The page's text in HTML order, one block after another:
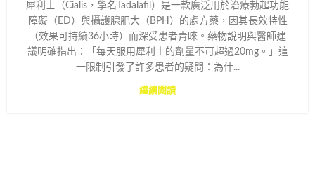
犀利士（Cialis，學名Tadalafil）是一款廣泛用於治療勃起功能
障礙（ED）與攝護腺肥大（BPH）的處方藥，因其長效特性
（效果可持續36小時）而深受患者青睞。藥物說明與醫師建
議明確指出：「每天服用犀利士的劑量不可超過20mg。」這
一限制引發了許多患者的疑問：為什...
繼續閱讀